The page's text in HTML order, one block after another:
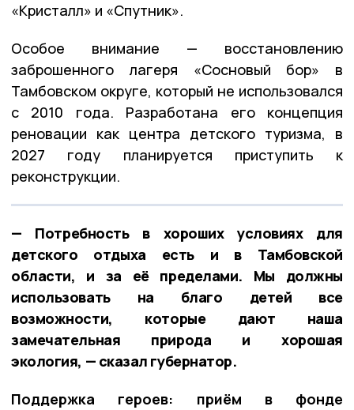
«Кристалл» и «Спутник».
Особое внимание — восстановлению
заброшенного лагеря «Сосновый бор» в
Тамбовском округе, который не использовался
с 2010 года. Разработана его концепция
реновации как центра детского туризма, в
2027 году планируется приступить к
реконструкции.
— Потребность в хороших условиях для
детского отдыха есть и в Тамбовской
области, и за её пределами. Мы должны
использовать на благо детей все
возможности, которые дают наша
замечательная природа и хорошая
экология, — сказал губернатор.
Поддержка героев: приём в фонде